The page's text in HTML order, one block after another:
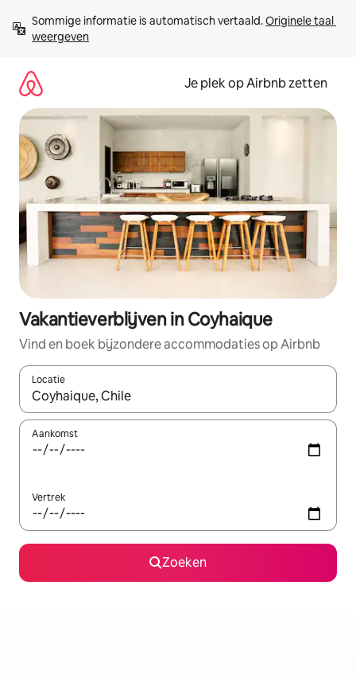
direct
naar
Sommige informatie is automatisch vertaald. Originele taal
weergeven
Je plek op Airbnb zetten
Vakantieverblijven in Coyhaique
Vind en boek bijzondere accommodaties op Airbnb
Locatie
Wanneer er resultaten beschikbaar zijn, maak je een keuze
Aankomst
Vertrek
Zoeken